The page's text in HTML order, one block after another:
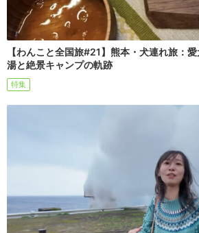
【わんこと全国旅#21】熊本・犬連れ旅：
湯と絶景キャンプの軌跡
特集